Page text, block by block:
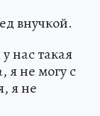
внучкой.
нас такая
я не могу с
я не